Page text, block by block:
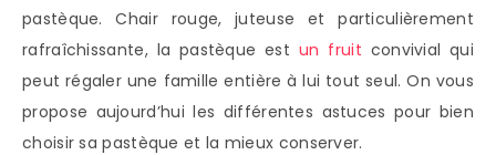
pastèque. Chair rouge, juteuse et particulièrement
rafraîchissante, la pastèque est un fruit convivial qui
peut régaler une famille entière à lui tout seul. On vous
propose aujourd’hui les différentes astuces pour bien
choisir sa pastèque et la mieux conserver.